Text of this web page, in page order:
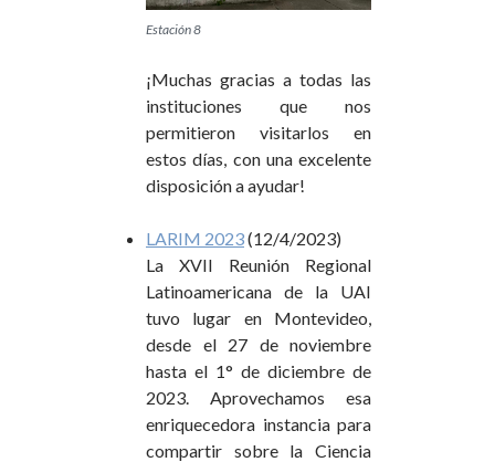
Estación 8
¡Muchas gracias a todas las
instituciones que nos
permitieron visitarlos en
estos días, con una excelente
disposición a ayudar!
LARIM 2023(12/4/2023)
La XVII Reunión Regional
Latinoamericana de la UAI
tuvo lugar en Montevideo,
desde el 27 de noviembre
hasta el 1° de diciembre de
2023. Aprovechamos esa
enriquecedora instancia para
compartir sobre la Ciencia